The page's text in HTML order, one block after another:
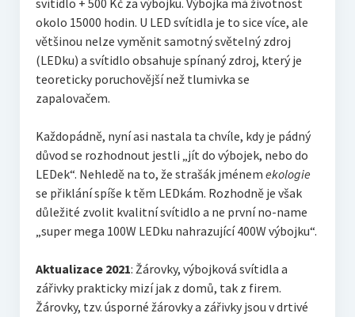
svítidlo + 500 Kč za výbojku. Výbojka má životnost
okolo 15000 hodin. U LED svítidla je to sice více, ale
většinou nelze vyměnit samotný světelný zdroj
(LEDku) a svítidlo obsahuje spínaný zdroj, který je
teoreticky poruchovější než tlumivka se
zapalovačem.
Každopádně, nyní asi nastala ta chvíle, kdy je pádný
důvod se rozhodnout jestli „jít do výbojek, nebo do
LEDek“. Nehledě na to, že strašák jménem ekologie
se přiklání spíše k těm LEDkám. Rozhodně je však
důležité zvolit kvalitní svítidlo a ne první no-name
„super mega 100W LEDku nahrazující 400W výbojku“.
Aktualizace 2021: Žárovky, výbojková svítidla a
zářivky prakticky mizí jak z domů, tak z firem.
Žárovky, tzv. úsporné žárovky a zářivky jsou v drtivé